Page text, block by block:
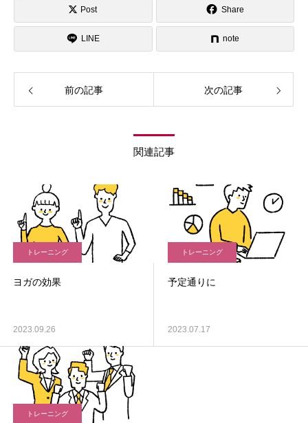
Post Share
LINE note
前の記事 次の記事
関連記事
トレーニング
ヨガの効果
2023.09.26
トレーニング
予定通りに
2023.07.17
トレーニング